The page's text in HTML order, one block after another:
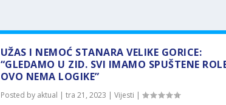
UŽAS I NEMOĆ STANARA VELIKE GORICE:
“GLEDAMO U ZID. SVI IMAMO SPUŠTENE
OVO NEMA LOGIKE”
Posted by aktual | tra 21, 2023 | Vijesti |